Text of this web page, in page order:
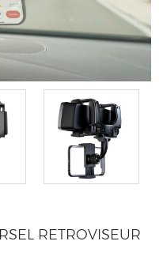
RETROVISEUR